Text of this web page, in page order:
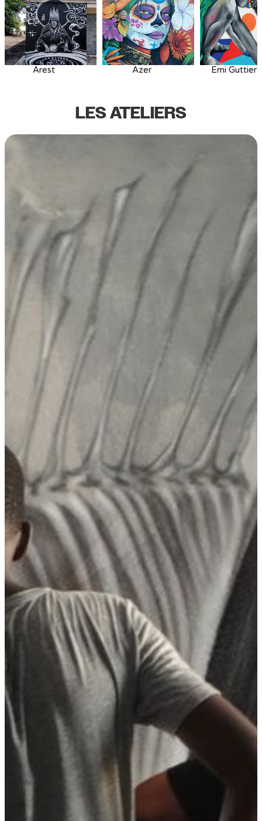
Arest Azer Emi
LES ATELIERS